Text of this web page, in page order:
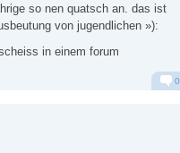
so nen quatsch an. das ist
von jugendlichen »):
in einem forum
0